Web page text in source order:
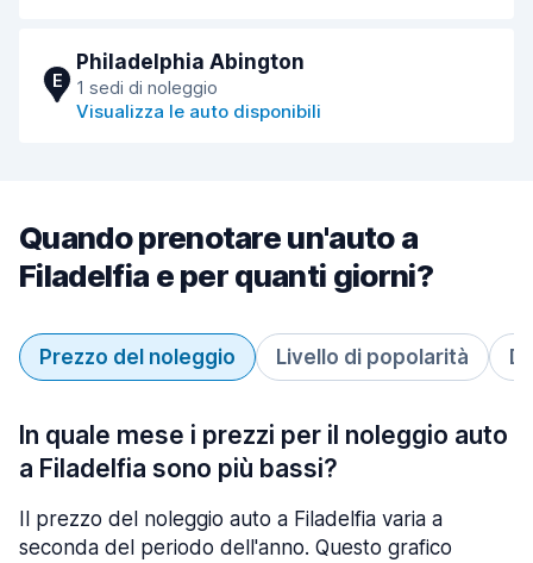
E
Philadelphia Abington
1 sedi di noleggio
Visualizza le auto disponibili
Quando prenotare un'auto a
Filadelfia e per quanti giorni?
Prezzo del noleggio Livello di popolarità
In quale mese i prezzi per il noleggio auto
a Filadelfia sono più bassi?
Il prezzo del noleggio auto a Filadelfia varia a
seconda del periodo dell'anno. Questo grafico